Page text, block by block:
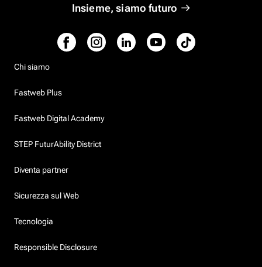
Insieme, siamo futuro
Chi siamo
Fastweb Plus
Fastweb Digital Academy
STEP FuturAbility District
Diventa partner
Sicurezza sul Web
Tecnologia
Responsible Disclosure